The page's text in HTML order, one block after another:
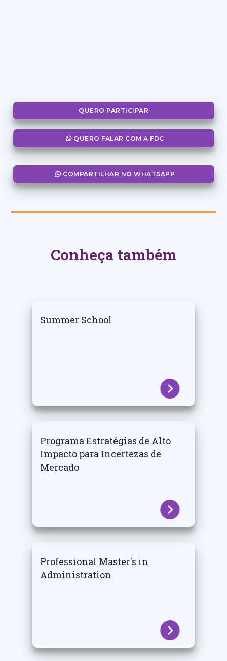
QUERO PARTICIPAR
QUERO FALAR COM A FDC
COMPARTILHAR NO WHATSAPP
Conheça também
Summer School
Programa Estratégias de Alto
Impacto para Incertezas de
Mercado
Professional Master's in
Administration